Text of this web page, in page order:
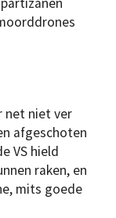
net niet ver
afgeschoten
VS hield
raken, en
mits goede